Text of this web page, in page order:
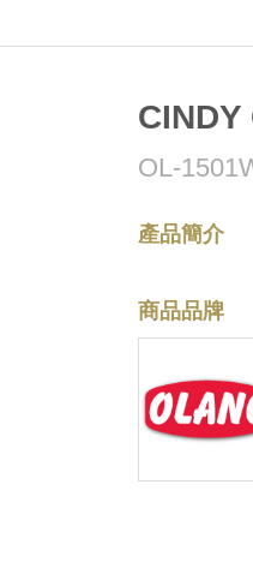
CINDY
OL-
產品簡介
商品品牌